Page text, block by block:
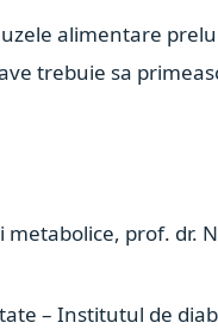
alimentare
trebuie sa
prof. dr. N.
– Institutul de